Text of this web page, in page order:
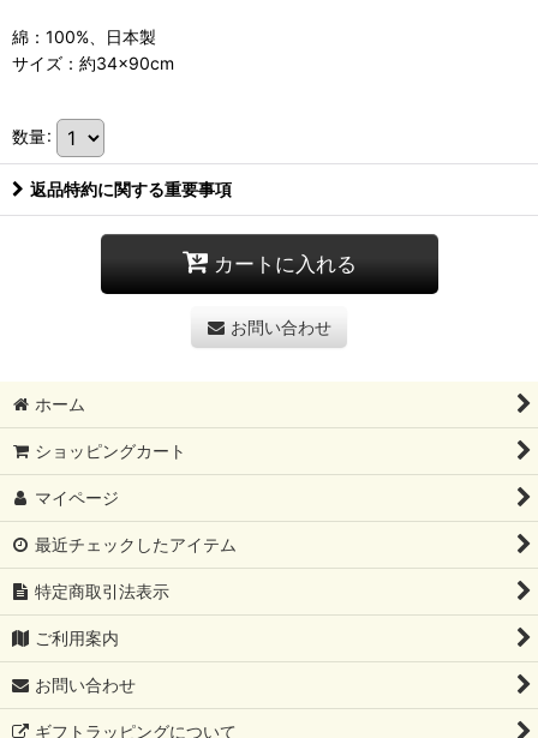
綿：100%、日本製
サイズ：約34×90cm
数量:
返品特約に関する重要事項
カートに入れる
お問い合わせ
ホーム
ショッピングカート
マイページ
最近チェックしたアイテム
特定商取引法表示
ご利用案内
お問い合わせ
ギフトラッピングについて